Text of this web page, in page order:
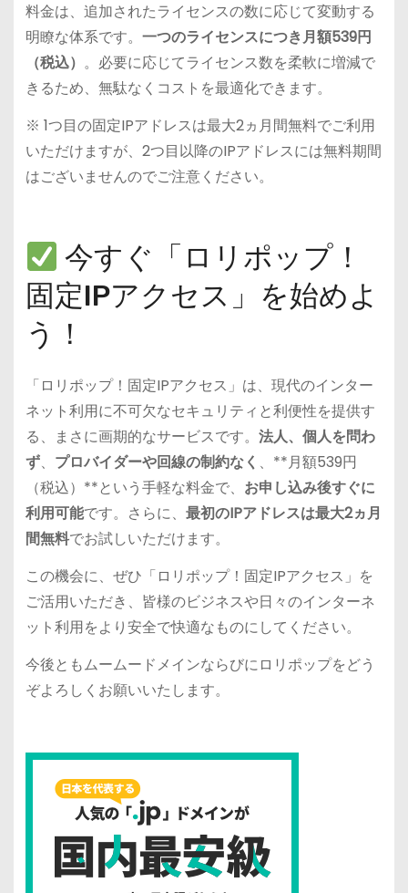
料金は、追加されたライセンスの数に応じて変動する
明瞭な体系です。 一つのライセンスにつき月額539円
（税込） 。必要に応じてライセンス数を柔軟に増減で
きるため、無駄なくコストを最適化できます。
※ 1つ目の固定IPアドレスは最大2ヵ月間無料でご利用
いただけますが、2つ目以降のIPアドレスには無料期間
はございませんのでご注意ください。
今すぐ「ロリポップ！
固定IPアクセス」を始めよ
う！
「ロリポップ！固定IPアクセス」は、現代のインター
ネット利用に不可欠なセキュリティと利便性を提供す
る、まさに画期的なサービスです。 法人、個人を問わ
ず、 プロバイダーや回線の制約なく 、**月額539円
（税込）**という手軽な料金で、 お申し込み後すぐに
利用可能です。さらに、 最初のIPアドレスは最大2ヵ月
間無料でお試しいただけます。
この機会に、ぜひ「ロリポップ！固定IPアクセス」を
ご活用いただき、皆様のビジネスや日々のインターネ
ット利用をより安全で快適なものにしてください。
今後ともムームードメインならびにロリポップをどう
ぞよろしくお願いいたします。